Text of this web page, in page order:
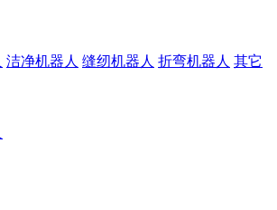
洁净机器人 缝纫机器人 折弯机器人 其它